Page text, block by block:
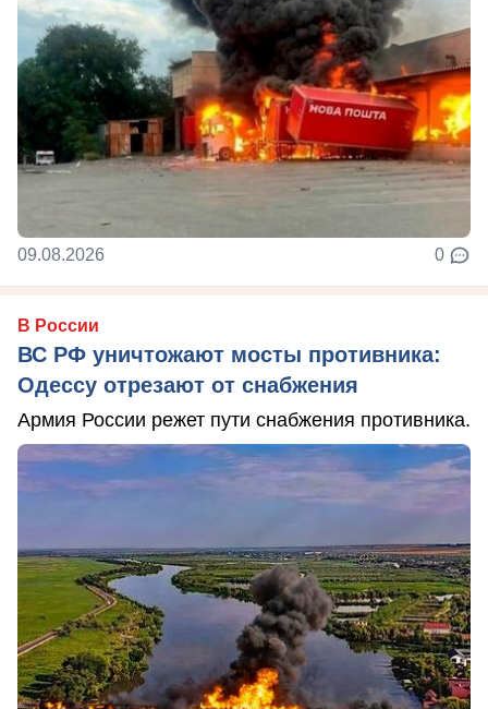
09.08.2026 0
В России
ВС РФ уничтожают мосты противника:
Одессу отрезают от снабжения
Армия России режет пути снабжения противника.